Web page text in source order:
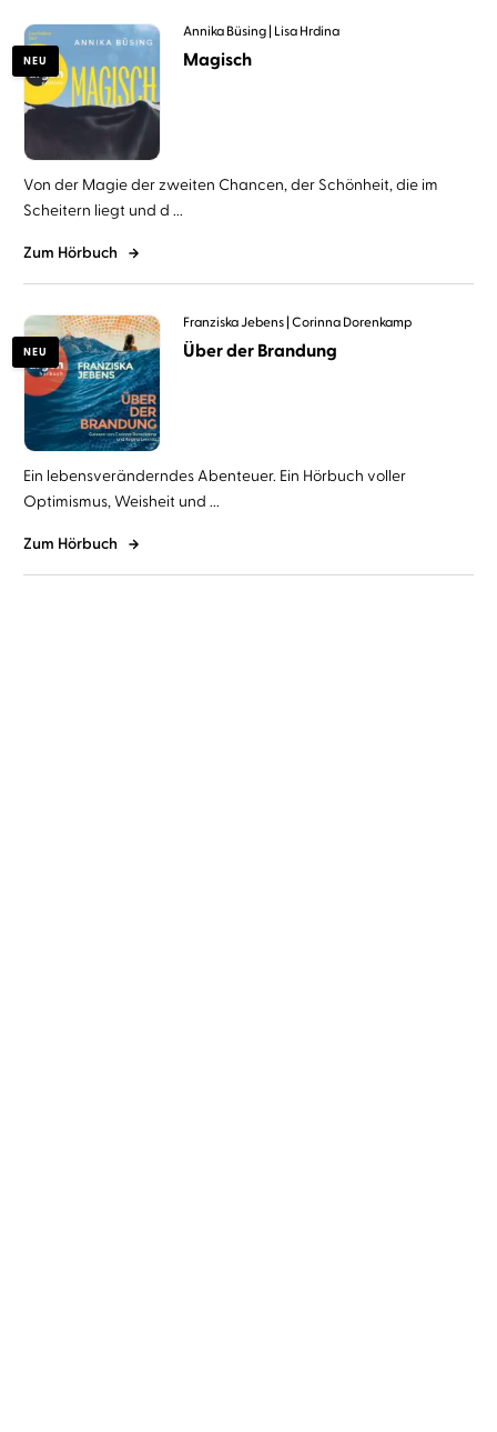
NEU
Annika Büsing Lisa Hrdina
Magisch
Von der Magie der zweiten Chancen, der Schönheit, die im
Scheitern liegt und d ...
Zum Hörbuch
NEU
Franziska Jebens Corinna Dorenkamp
Über der Brandung
Ein lebensveränderndes Abenteuer. Ein Hörbuch voller
Optimismus, Weisheit und ...
Zum Hörbuch